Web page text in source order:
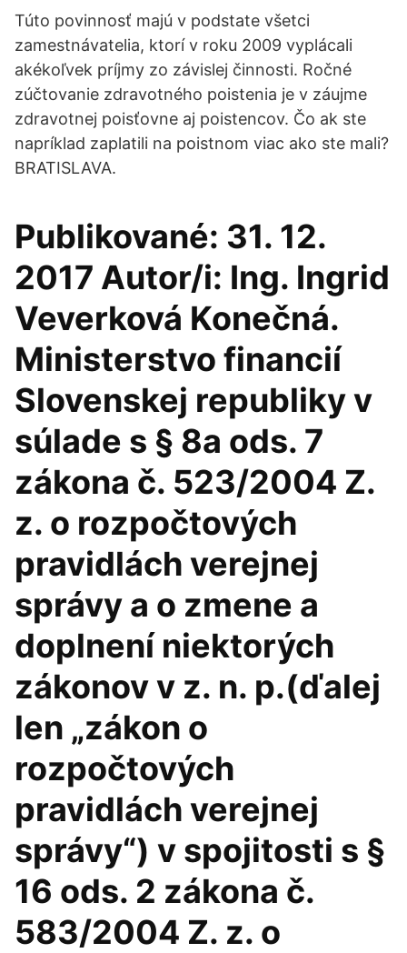
Túto povinnosť majú v podstate všetci
zamestnávatelia, ktorí v roku 2009 vyplácali
akékoľvek príjmy zo závislej činnosti. Ročné
zúčtovanie zdravotného poistenia je v záujme
zdravotnej poisťovne aj poistencov. Čo ak ste
napríklad zaplatili na poistnom viac ako ste mali?
BRATISLAVA.
Publikované: 31. 12.
2017 Autor/i: Ing. Ingrid
Veverková Konečná.
Ministerstvo financií
Slovenskej republiky v
súlade s § 8a ods. 7
zákona č. 523/2004 Z.
z. o rozpočtových
pravidlách verejnej
správy a o zmene a
doplnení niektorých
zákonov v z. n. p.(ďalej
len „zákon o
rozpočtových
pravidlách verejnej
správy“) v spojitosti s §
16 ods. 2 zákona č.
583/2004 Z. z. o